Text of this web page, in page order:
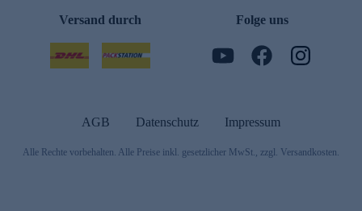
Versand durch Folge uns
AGB Datenschutz Impressum
Alle Rechte vorbehalten. Alle Preise inkl. gesetzlicher MwSt., zzgl. Versandkosten.